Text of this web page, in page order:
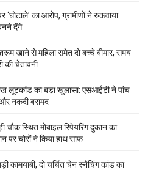
का आरोप, ग्रामीणों ने रुकवाया
देंगे
खाने से महिला समेत दो बच्चे बीमार, समय
की चेतावनी
लूटकांड का बड़ा खुलासा: एसआईटी ने पांच
और नकदी बरामद
चौक स्थित मोबाइल रिपेयरिंग दुकान का
पर चोरों ने किया हाथ साफ
कामयाबी, दो चर्चित चेन स्नैचिंग कांड का